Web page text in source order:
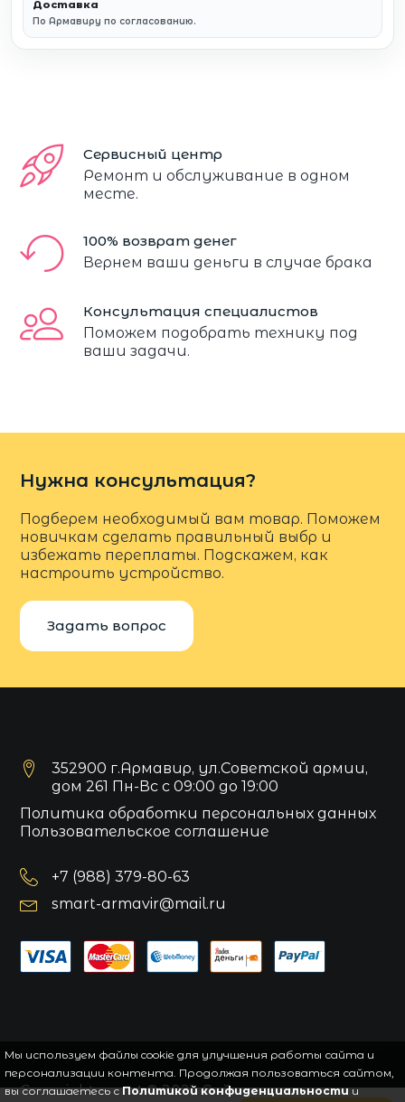
Доставка
По Армавиру по согласованию.
Сервисный центр
Ремонт и обслуживание в одном
месте.
100% возврат денег
Вернем ваши деньги в случае брака
Консультация специалистов
Поможем подобрать технику под
ваши задачи.
Нужна консультация?
Подберем необходимый вам товар. Поможем
новичкам сделать правильный выбр и
избежать переплаты. Подскажем, как
настроить устройство.
Задать вопрос
352900 г.Армавир, ул.Советской армии,
дом 261 Пн-Вс с 09:00 до 19:00
Политика обработки персональных данных
Пользовательское соглашение
+7 (988) 379-80-63
smart-armavir@mail.ru
Copyrightsmart© 2021.Сайт управляется
Мы используем файлы cookie для улучшения работы сайта и
персонализации контента. Продолжая пользоваться сайтом,
вы соглашаетесь сПолитикой конфиденциальностии